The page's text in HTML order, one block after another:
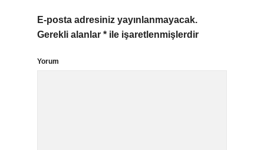
E-posta adresiniz yayınlanmayacak.
Gerekli alanlar * ile işaretlenmişlerdir
Yorum